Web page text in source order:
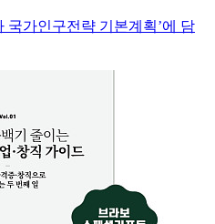
국가인구전략 기본계획’에 담